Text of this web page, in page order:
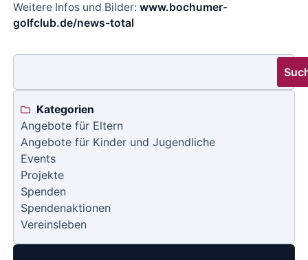
Weitere Infos und Bilder:www.bochumer-
golfclub.de/news-total
Kategorien
Angebote für Eltern
Angebote für Kinder und Jugendliche
Events
Projekte
Spenden
Spendenaktionen
Vereinsleben